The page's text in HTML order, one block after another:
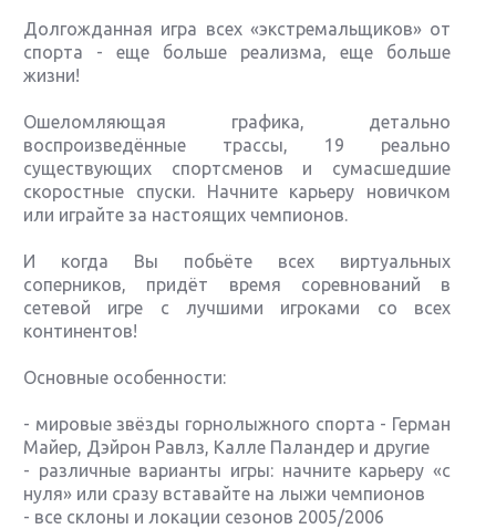
Долгожданная игра всех «экстремальщиков» от
спорта - еще больше реализма, еще больше
жизни!
Ошеломляющая графика, детально
воспроизведённые трассы, 19 реально
существующих спортсменов и сумасшедшие
скоростные спуски. Начните карьеру новичком
или играйте за настоящих чемпионов.
И когда Вы побьёте всех виртуальных
соперников, придёт время соревнований в
сетевой игре с лучшими игроками со всех
континентов!
Основные особенности:
- мировые звёзды горнолыжного спорта - Герман
Майер, Дэйрон Равлз, Калле Паландер и другие
- различные варианты игры: начните карьеру «с
нуля» или сразу вставайте на лыжи чемпионов
- все склоны и локации сезонов 2005/2006